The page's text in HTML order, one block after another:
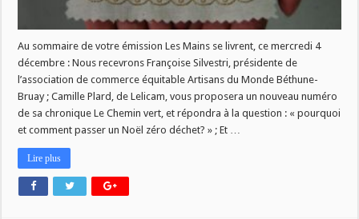
Au sommaire de votre émission Les Mains se livrent, ce mercredi 4
décembre : Nous recevrons Françoise Silvestri, présidente de
l’association de commerce équitable Artisans du Monde Béthune-
Bruay ; Camille Plard, de Lelicam, vous proposera un nouveau numéro
de sa chronique Le Chemin vert, et répondra à la question : « pourquoi
et comment passer un Noël zéro déchet? » ; Et …
Lire plus